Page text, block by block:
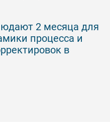
2 месяца для
процесса и
в